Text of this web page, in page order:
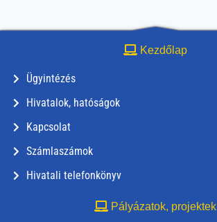
Kezdőlap
Ügyintézés
Hivatalok, hatóságok
Kapcsolat
Számlaszámok
Hivatali telefonkönyv
Pályázatok, projektek